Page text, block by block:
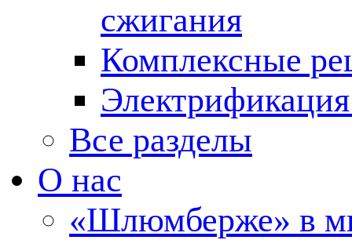
сжигания
Комплексные
Все разделы
О нас
«Шлюмберже» в